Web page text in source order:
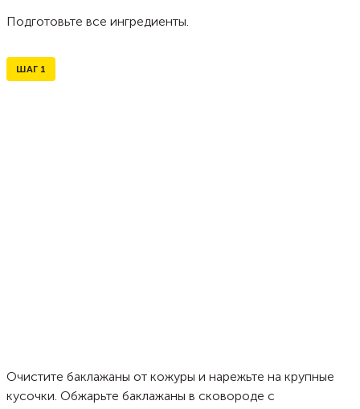
Подготовьте все ингредиенты.
ШАГ 1
Очистите баклажаны от кожуры и нарежьте на крупные
кусочки. Обжарьте баклажаны в сковороде с